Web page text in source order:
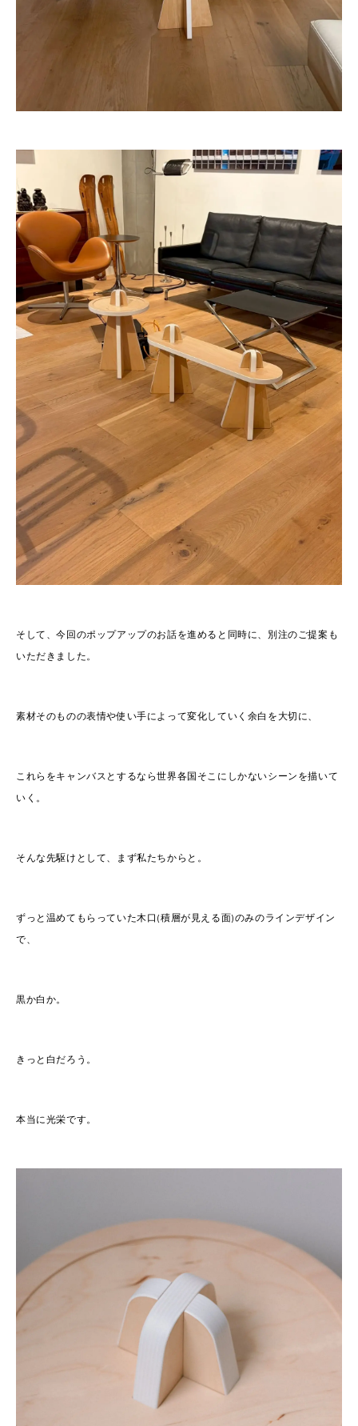
そして、今回のポップアップのお話を進めると同時に、別注のご提案も
いただきました。
素材そのものの表情や使い手によって変化していく余白を大切に、
これらをキャンバスとするなら世界各国そこにしかないシーンを描いて
いく。
そんな先駆けとして、 まず私たちからと。
ずっと温めてもらっていた木口(積層が見える面)のみのラインデザイン
で、
黒か白か。
きっと白だろう。
本当に光栄です。